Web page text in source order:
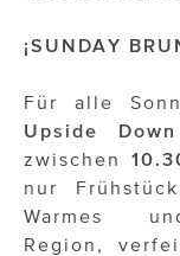
¡SUNDAY
Für alle
Upside
zwischen
nur
Warmes
Region,